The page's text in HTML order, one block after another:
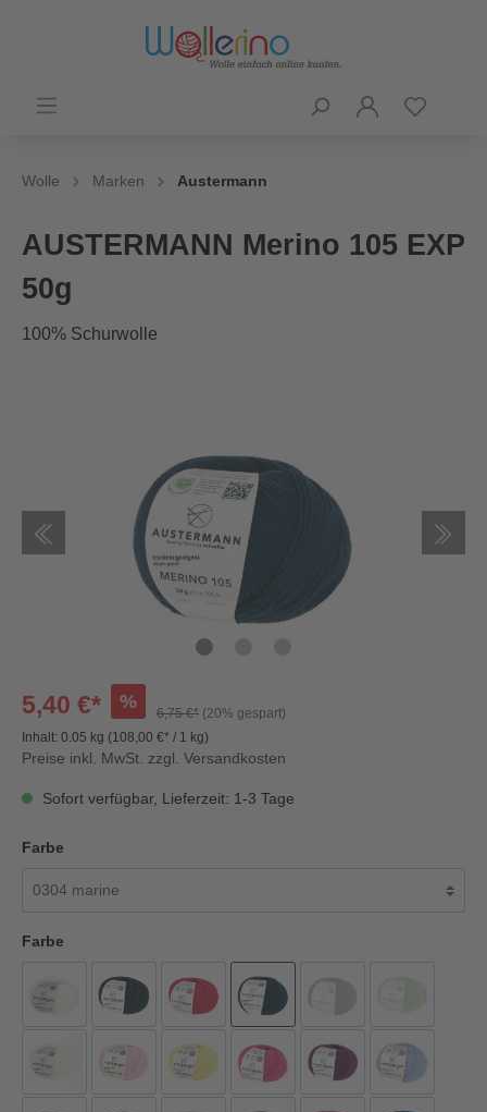
Wolle Marken Austermann
AUSTERMANN Merino 105 EXP
50g
100% Schurwolle
5,40 €* %
6,75 €* (20% gespart)
Inhalt: 0.05 kg (108,00 €* / 1 kg)
Preise inkl. MwSt. zzgl. Versandkosten
Sofort verfügbar, Lieferzeit: 1-3 Tage
Farbe
Farbe